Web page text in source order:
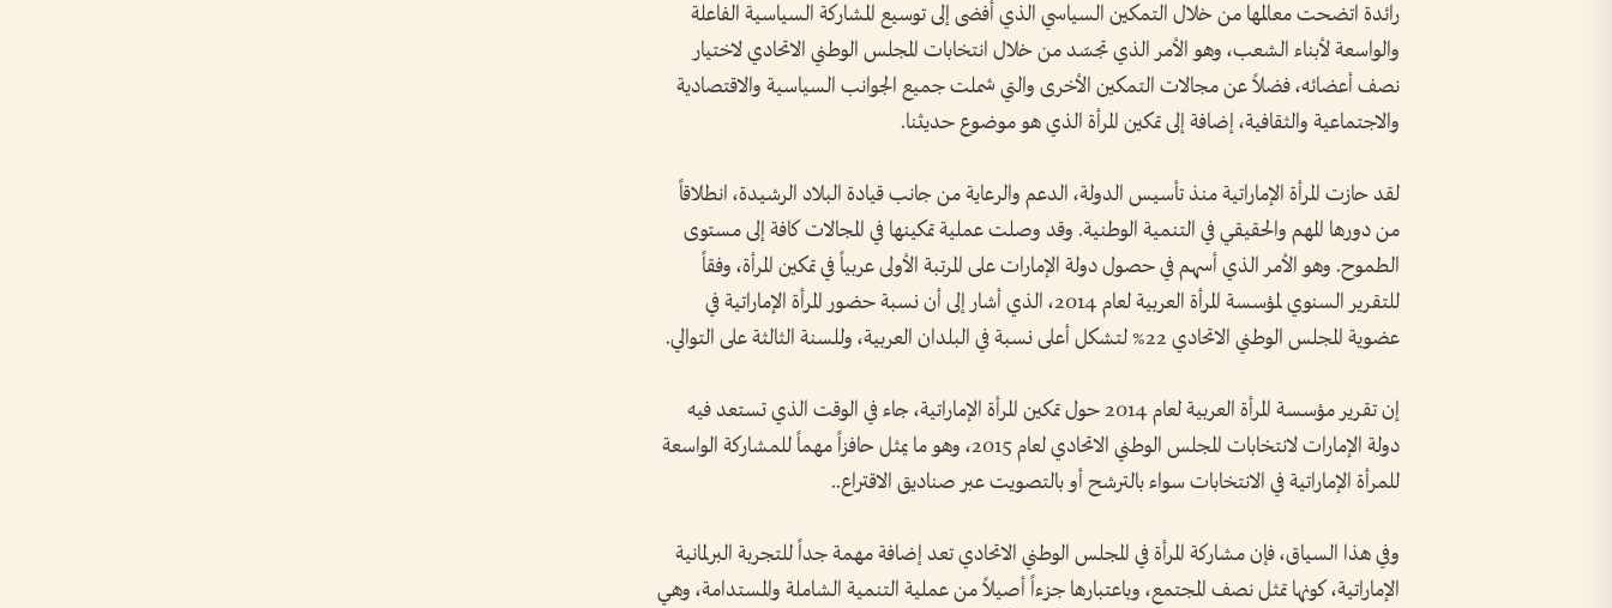
رائدة اتضحت معالمها من خلال التمكين السياسي الذي أفضى إلى توسيع المشاركة السياسية الفاعلة
والواسعة لأبناء الشعب، وهو الأمر الذي تجسّد من خلال انتخابات المجلس الوطني الاتحادي لاختيار
نصف أعضائه، فضلاً عن مجالات التمكين الأخرى والتي شملت جميع الجوانب السياسية والاقتصادية
والاجتماعية والثقافية، إضافة إلى تمكين المرأة الذي هو موضوع حديثنا.
لقد حازت المرأة الإماراتية منذ تأسيس الدولة، الدعم والرعاية من جانب قيادة البلاد الرشيدة، انطلاقاً
من دورها المهم والحقيقي في التنمية الوطنية. وقد وصلت عملية تمكينها في المجالات كافة إلى مستوى
الطموح. وهو الأمر الذي أسهم في حصول دولة الإمارات على المرتبة الأولى عربياً في تمكين المرأة، وفقاً
للتقرير السنوي لمؤسسة المرأة العربية لعام 2014، الذي أشار إلى أن نسبة حضور المرأة الإماراتية في
عضوية المجلس الوطني الاتحادي 22% لتشكل أعلى نسبة في البلدان العربية، وللسنة الثالثة على التوالي.
إن تقرير مؤسسة المرأة العربية لعام 2014 حول تمكين المرأة الإماراتية، جاء في الوقت الذي تستعد فيه
دولة الإمارات لانتخابات المجلس الوطني الاتحادي لعام 2015، وهو ما يمثل حافزاً مهماً للمشاركة الواسعة
للمرأة الإماراتية في الانتخابات سواء بالترشح أو بالتصويت عبر صناديق الاقتراع..
وفي هذا السياق، فإن مشاركة المرأة في المجلس الوطني الاتحادي تعد إضافة مهمة جداً للتجربة البرلمانية
الإماراتية، كونها تمثل نصف المجتمع، وباعتبارها جزءاً أصيلاً من عملية التنمية الشاملة والمستدامة، وهي